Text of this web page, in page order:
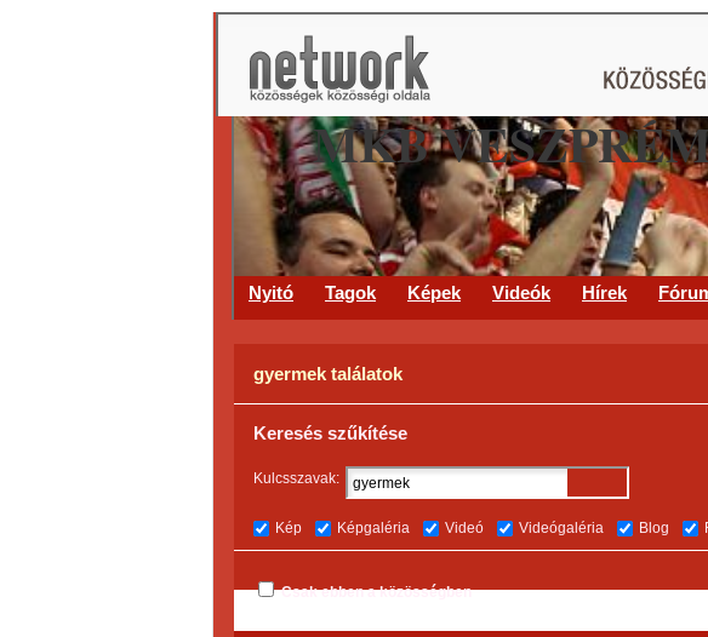
MKB
Nyitó Tagok Képek Videók Hírek
gyermek találatok
Keresés szűkítése
Kulcsszavak:
Kép Képgaléria Videó Videógaléria Blog
Csak ebben a közösségben